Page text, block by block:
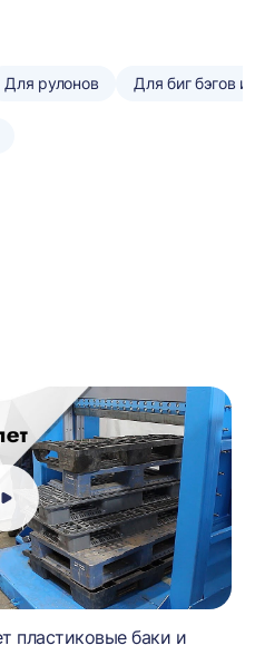
Для рулонов Для биг бэгов
пластиковые баки и